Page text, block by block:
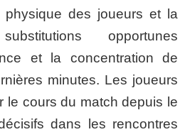
des joueurs et la
opportunes
et la concentration de
minutes. Les joueurs
le cours du match depuis le
dans les rencontres